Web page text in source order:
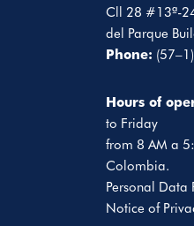
Cll 28 #13ª-
del Parque
Phone:
Hours of
to Friday
from 8 AM a
Colombia.
Personal Data
Notice of